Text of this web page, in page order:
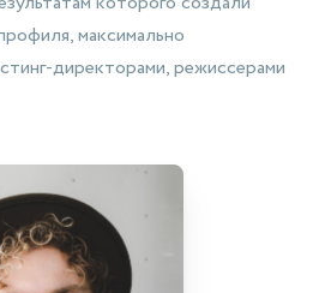
максимально
директорами, режиссерами